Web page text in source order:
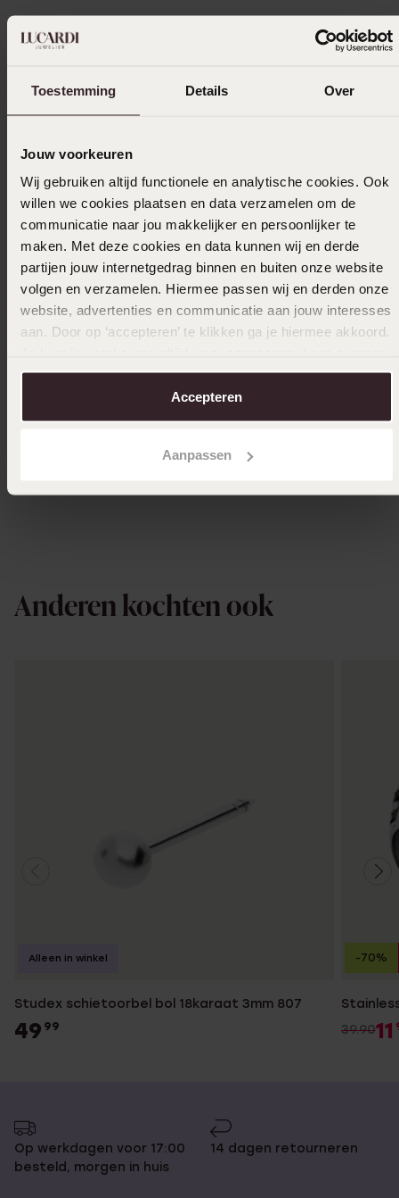
Toestemming Details Over
Jouw voorkeuren
Wij gebruiken altijd functionele en analytische cookies. Ook
willen we cookies plaatsen en data verzamelen om de
communicatie naar jou makkelijker en persoonlijker te
maken. Met deze cookies en data kunnen wij en derde
partijen jouw internetgedrag binnen en buiten onze website
volgen en verzamelen. Hiermee passen wij en derden onze
website, advertenties en communicatie aan jouw interesses
aan. Door op ‘accepteren’ te klikken ga je hiermee akkoord.
over in onscookiebeleid.
Accepteren
Aanpassen
Gerecycled stainless steel heren zegelring
39.991200
-70% 1+1 gratis -70%
Anderen kochten ook
Studex schietoorbel bol 18karaat 3mm 807
49 99
Alleen in winkel
39.9011
-70%
Op werkdagen voor 17:00
besteld, morgen in huis
14 dagen retourneren